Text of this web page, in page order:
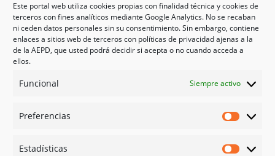
Este portal web utiliza cookies propias con finalidad técnica y cookies de
terceros con fines analíticos mediante Google Analytics. No se recaban
ni ceden datos personales sin su consentimiento. Sin embargo, contiene
enlaces a sitios web de terceros con políticas de privacidad ajenas a la
de la AEPD, que usted podrá decidir si acepta o no cuando acceda a
ellos.
Funcional Siempre activo
Preferencias
Estadísticas
Mapa del sitio
Mi cuenta
Tienda
Psicología en Murcia
Guías
Redes sociales
Instagram